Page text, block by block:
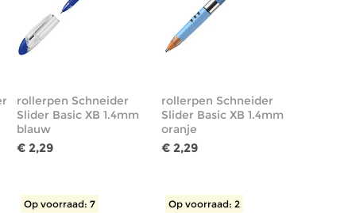
rollerpen Schneider
Slider Basic XB 1.4mm
blauw
€ 2,29
rollerpen Schneider
Slider Basic XB 1.4mm
oranje
€ 2,29
Op voorraad: 7 Op voorraad: 2